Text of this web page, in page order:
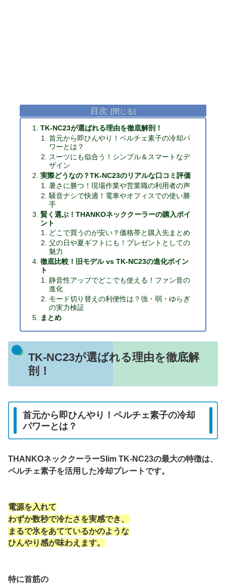
目次
TK-NC23が選ばれる理由を徹底解剖！
首元から即ひんやり！ペルチェ素子の冷却パ
ワーとは？
スーツにも似合う！シンプル＆スマートなデ
ザイン
実際どうなの？TK-NC23のリアルな口コミ評価
暑さに勝つ！現場作業や営業職の利用者の声
騒音ナシで快適！電車やオフィスでの使い勝
手
賢く選ぶ！THANKOネッククーラーの購入ポイ
ント
どこで買うのが安い？価格帯と購入先まとめ
父の日や夏ギフトにも！プレゼントとしての
魅力
徹底比較！旧モデル vs TK-NC23の進化ポイン
ト
静音性アップでどこでも使える！ファン音の
進化
モード切り替えの利便性は？強・弱・ゆらぎ
の実力検証
まとめ
TK-NC23が選ばれる理由を徹底解
剖！
首元から即ひんやり！ペルチェ素子の冷却
パワーとは？
THANKOネッククーラーSlim TK-NC23の最大の特徴は、
ペルチェ素子を活用した冷却プレートです。
電源を入れて
わずか数秒で冷たさを実感でき、
まるで氷をあてているかのような
ひんやり感が味わえます。
特に首筋の